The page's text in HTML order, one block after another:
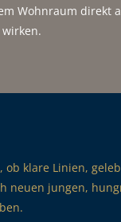
Wohnraum direkt
ob klare Linien,
neuen jungen,